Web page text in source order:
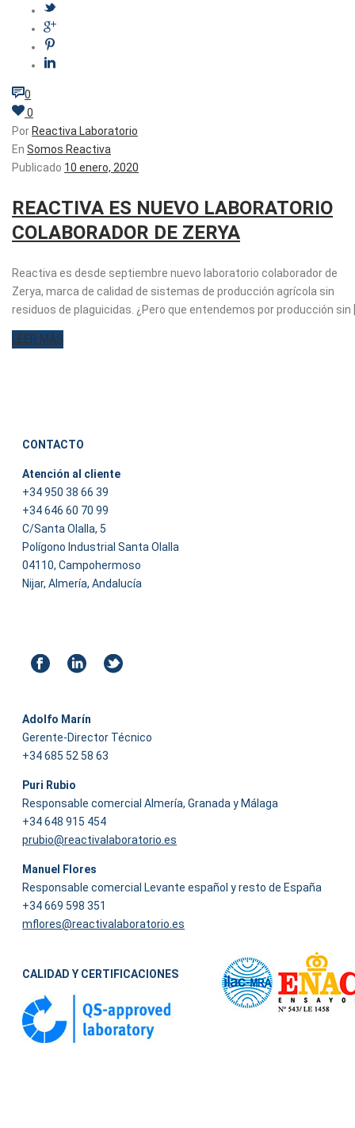
0
0
Por Reactiva Laboratorio
En Somos Reactiva
Publicado 10 enero, 2020
REACTIVA ES NUEVO LABORATORIO
COLABORADOR DE ZERYA
Reactiva es desde septiembre nuevo laboratorio colaborador de
Zerya, marca de calidad de sistemas de producción agrícola sin
residuos de plaguicidas. ¿Pero que entendemos por producción sin
LEER MÁS
CONTACTO
Atención al cliente
+34 950 38 66 39
+34 646 60 70 99
C/Santa Olalla, 5
Polígono Industrial Santa Olalla
04110, Campohermoso
Nijar, Almería, Andalucía
Adolfo Marín
Gerente-Director Técnico
+34 685 52 58 63
Puri Rubio
Responsable comercial Almería, Granada y Málaga
+34 648 915 454
prubio@reactivalaboratorio.es
Manuel Flores
Responsable comercial Levante español y resto de España
+34 669 598 351
mflores@reactivalaboratorio.es
CALIDAD Y CERTIFICACIONES